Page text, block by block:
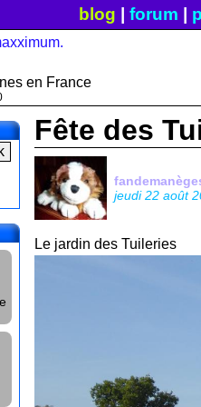
blog forum
en France
Fête des
jeudi 22 août
Le jardin des Tuileries